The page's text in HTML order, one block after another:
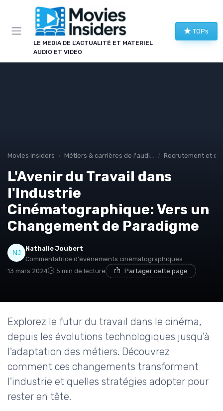
LE MEDIA DE L'ACTUALITÉ ET MATERIEL
AUDIO ET VIDEO
TOPs
Movies Insiders Métiers & carrières de l'audiovisuel Recrutement et
L'Avenir du Travail dans
l'Industrie
Cinématographique: Vers un
Changement de Paradigme
Nathalie Joubert
Commentatrice d'événements cinématographiques
13 mars 2024
5 min de lecture Partager cette page
Explorez le futur du travail dans le cinéma,
depuis les évolutions technologiques jusqu'à
l'adaptation des métiers. Découvrez
comment ces changements transforment
l'industrie et quelles stratégies adopter pour
rester en tête.
Panneau de gestion des cookies